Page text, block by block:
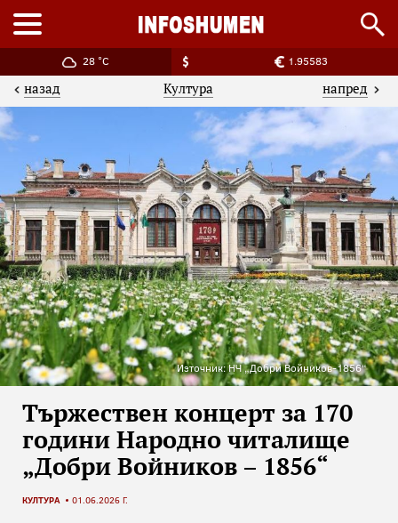
28 °C 1.95583
назад Култура напред
Източник: НЧ „Добри Войников-1856“
Тържествен концерт за 170
години Народно читалище
„Добри Войников – 1856“
КУЛТУРА 01.06.2026 Г.